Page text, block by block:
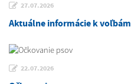
27.07.2026
Aktuálne informácie k voľbám
22.07.2026